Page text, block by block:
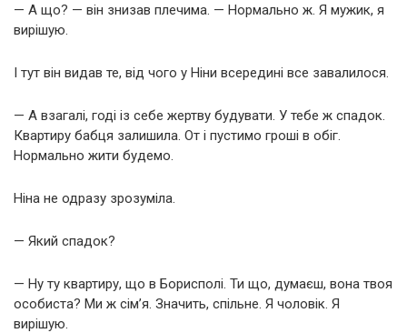
— А що? — він знизав плечима. — Нормально ж. Я мужик, я
вирішую.
І тут він видав те, від чого у Ніни всередині все завалилося.
— А взагалі, годі із себе жертву будувати. У тебе ж спадок.
Квартиру бабця залишила. От і пустимо гроші в обіг.
Нормально жити будемо.
Ніна не одразу зрозуміла.
— Який спадок?
— Ну ту квартиру, що в Борисполі. Ти що, думаєш, вона твоя
особиста? Ми ж сім’я. Значить, спільне. Я чоловік. Я
вирішую.